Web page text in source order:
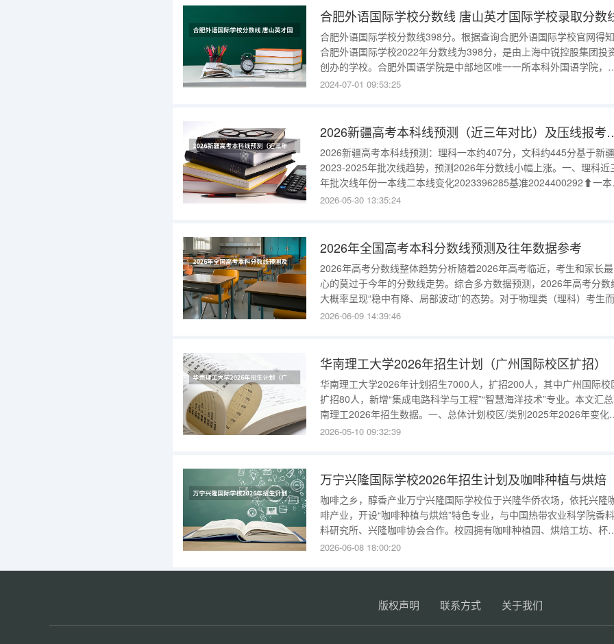
合肥外语国际学校分数线 唐山英才国际学校录取分数
合肥外语国际学校分数线398分。根据查询合肥外语国际学校官网得知
合肥外语国际学校2022年分数线为398分，是由上海中锐控股集团投
创办的学校。合肥外国语学院是中部地区唯一一所本科外国语学院，
立于2002年，前身为安徽外国语职业技术学院。赛德国际学校录取分数
2024-07-01 09:53:25
2026新疆高考本科
2026新疆高考本科线预测：理科一本约407分，文科约445分基于新疆
2023-2025年批次线趋势，预测2026年分数线小幅上涨。一、理科近
年批次线年份一本线二本线变化2023396285基准2024400292⬆一本
4分2025403298⬆一本升3分2026预测406-410302-308持续微升二、
2026-05-30 13:35:24
2026年全国高考本科分数线预测及往年数据参考
2026年高考分数线整体趋势分析随着2026年高考临近，考生和家长
心的莫过于今年的分数线走势。综合多方数据预测，2026年高考分数
大概率呈现“稳中有降、局部波动”的态势。对于物理类（理科）考生而
言，由于理工科扩招力度较大，分数线预计会微涨或持平；而历史类
本科线精
2026-06-09 14:39:46
华南理工大学2026年招生计划（广州国际校区扩招）
华南理工大学2026年计划招生7000人，扩招200人，其中广州国际校
扩招80人，新增“集成电路科学与工程”“智慧海洋技术”专业。本文汇
南理工2026年招生数据。一、总体计划校区/类别2025年2026年变化
山校区（本部）42004260+60大学城校区15001540+40广州国际校区
2026-05-10 09:32:39
万宁兴隆国际学校2026年招生计划及咖啡种植与烘焙
咖啡之乡，醇香产业万宁兴隆国际学校位于兴隆华侨农场，依托兴隆
啡产业，开设“咖啡种植与烘焙”特色专业，与中国热带农业科学院香
料研究所、兴隆咖啡协会合作。校园拥有咖啡种植园、烘焙工坊、杯
实验室。学校提供AP生物、A-Level商务课程。2026年招生名额计划招
日。入学测试：英语、数学、生物/化学。咖啡班加试嗅觉测
2026-06-08 18:00:20
版权声明 联系方式 关于我们